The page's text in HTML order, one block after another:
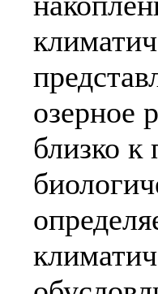
озерное
близко к